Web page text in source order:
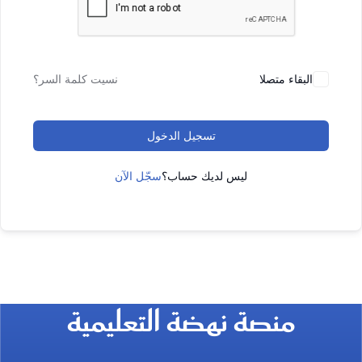
البقاء متصلا نسيت كلمة السر؟
تسجيل الدخول
ليس لديك حساب؟سجّل الآن
منصة نهضة التعليمية